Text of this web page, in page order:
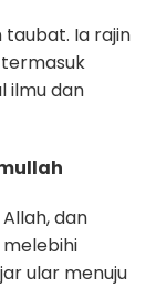
taubat. Ia rajin
ilmu dan
dan
ular menuju